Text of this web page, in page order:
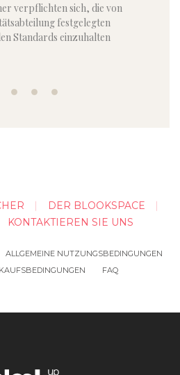
verpflichten sich, die von
festgelegten
Standards einzuhalten
DER BLOOKSPACE
KONTAKTIEREN SIE UNS
ALLGEMEINE NUTZUNGSBEDINGUNGEN
FAQ